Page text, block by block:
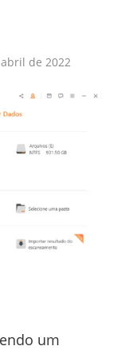
de 2022
um